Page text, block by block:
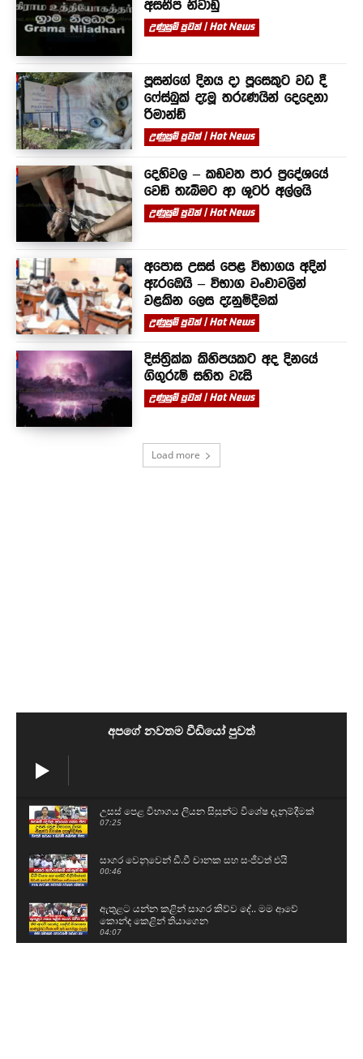
අසනීප නිවාඩු
උණුසුම් පුවත් | Hot News
පූසන්ගේ දිනය දා පූසෙකුට වධ දී
ෆේස්බුක් දැමූ තරුණයින් දෙදෙනා
රිමාන්ඩ්
උණුසුම් පුවත් | Hot News
දෙහිවල – කඩවත පාර ප්‍රදේශයේ
වෙඩි තැබීමට ආ ශූටර් අල්ලයි
උණුසුම් පුවත් | Hot News
අපොස උසස් පෙළ විභාගය අදින්
ඇරඹෙයි – විභාග වංචාවලින්
වළකින ලෙස දැනුම්දීමක්
උණුසුම් පුවත් | Hot News
දිස්ත්‍රික්ක කිහිපයකට අද දිනයේ
ගිගුරුම් සහිත වැසි
උණුසුම් පුවත් | Hot News
Load more
අපගේ නවතම වීඩියෝ පුවත්
උසස් පෙළ විභාගය ලියන සිසුන්ට විශේෂ දැනුම්දීමක්
07:25
සාගර වෙනුවෙන් ඩී.වී චානක සහ සංජීවත් එයි
00:46
ඇතුළට යන්න කළින් සාගර කිව්ව දේ.. මම ආවේ
කොන්ද කෙළින් තියාගෙන
04:07